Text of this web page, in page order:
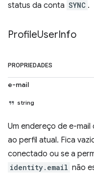
status da conta SYNC .
ProfileUserInfo
PROPRIEDADES
e-mail
string
Um endereço de e-
ao perfil atual. Fica
conectado ou se a
identity.email não